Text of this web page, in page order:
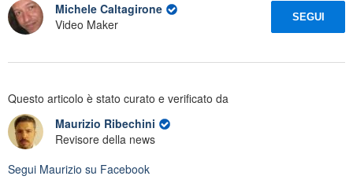
Michele Caltagirone
Video Maker
SEGUI
Questo articolo è stato curato e verificato da
Maurizio Ribechini
Revisore della news
Segui Maurizio su Facebook